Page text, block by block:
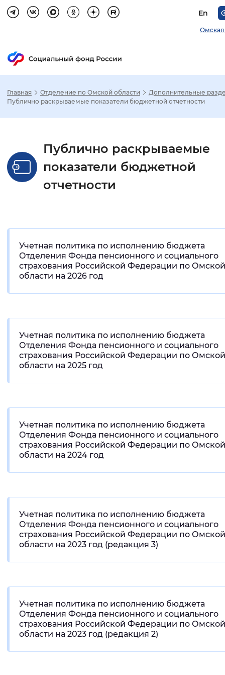
En
Омская
Размер шрифта
Стандартный Увеличенный
Интервал между буквами
Нормальный Увеличенный
Изображения
Воспроизвести Остановить
Главная Отделение по Омской области
Дополнительные
Публично раскрываемые показатели бюджетной отчетности
Публично раскрываемые
показатели бюджетной
отчетности
Учетная политика по исполнению бюджета
Отделения Фонда пенсионного и социального
страхования Российской Федерации по Омской
области на 2026 год
Учетная политика по исполнению бюджета
Отделения Фонда пенсионного и социального
страхования Российской Федерации по Омской
области на 2025 год
Учетная политика по исполнению бюджета
Отделения Фонда пенсионного и социального
страхования Российской Федерации по Омской
области на 2024 год
Учетная политика по исполнению бюджета
Отделения Фонда пенсионного и социального
страхования Российской Федерации по Омской
области на 2023 год (редакция 3)
Учетная политика по исполнению бюджета
Отделения Фонда пенсионного и социального
страхования Российской Федерации по Омской
области на 2023 год (редакция 2)